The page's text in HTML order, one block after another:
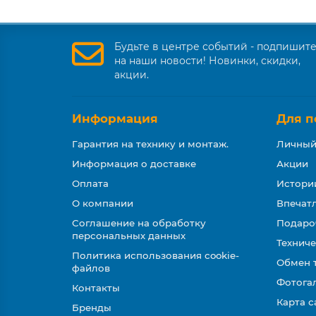
Будьте в центре событий -
на наши новости! Новинки, скидки,
акции.
Информация
Гарантия на технику и монтаж.
Информация о доставке
Оплата
О компании
Соглашение на обработку
персональных данных
Политика использования cookie-
файлов
Контакты
Бренды
Для
Акции
Обмен
Карта